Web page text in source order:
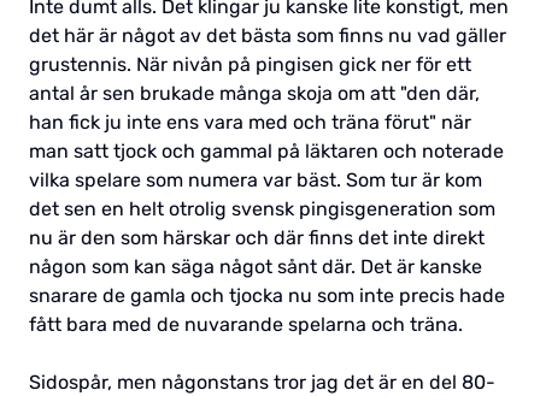
Inte dumt alls. Det klingar ju kanske lite konstigt, men
det här är något av det bästa som finns nu vad gäller
grustennis. När nivån på pingisen gick ner för ett
antal år sen brukade många skoja om att "den där,
han fick ju inte ens vara med och träna förut" när
man satt tjock och gammal på läktaren och noterade
vilka spelare som numera var bäst. Som tur är kom
det sen en helt otrolig svensk pingisgeneration som
nu är den som härskar och där finns det inte direkt
någon som kan säga något sånt där. Det är kanske
snarare de gamla och tjocka nu som inte precis hade
fått bara med de nuvarande spelarna och träna.
Sidospår, men någonstans tror jag det är en del 80-